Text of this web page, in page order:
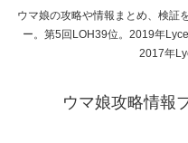
ウマ娘の攻略や情報まとめ、検証
ー。第5回LOH39位。2019年
2017年
ウマ娘攻略情報